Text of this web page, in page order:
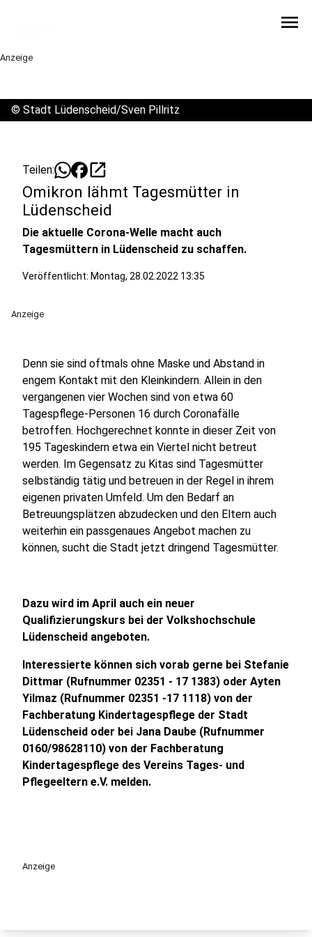
menu
Anzeige
© Stadt Lüdenscheid/Sven Pillritz
Teilen: open_in_new
Omikron lähmt Tagesmütter in
Lüdenscheid
Die aktuelle Corona-Welle macht auch
Tagesmüttern in Lüdenscheid zu schaffen.
Veröffentlicht: Montag, 28.02.2022 13:35
Anzeige
Denn sie sind oftmals ohne Maske und Abstand in
engem Kontakt mit den Kleinkindern. Allein in den
vergangenen vier Wochen sind von etwa 60
Tagespflege-Personen 16 durch Coronafälle
betroffen. Hochgerechnet konnte in dieser Zeit von
195 Tageskindern etwa ein Viertel nicht betreut
werden. Im Gegensatz zu Kitas sind Tagesmütter
selbständig tätig und betreuen in der Regel in ihrem
eigenen privaten Umfeld. Um den Bedarf an
Betreuungsplätzen abzudecken und den Eltern auch
weiterhin ein passgenaues Angebot machen zu
können, sucht die Stadt jetzt dringend Tagesmütter.
Dazu wird im April auch ein neuer
Qualifizierungskurs bei der Volkshochschule
Lüdenscheid angeboten.
Interessierte können sich vorab gerne bei Stefanie
Dittmar (Rufnummer 02351 - 17 1383) oder Ayten
Yilmaz (Rufnummer 02351 -17 1118) von der
Fachberatung Kindertagespflege der Stadt
Lüdenscheid oder bei Jana Daube (Rufnummer
0160/98628110) von der Fachberatung
Kindertagespflege des Vereins Tages- und
Pflegeeltern e.V. melden.
Anzeige